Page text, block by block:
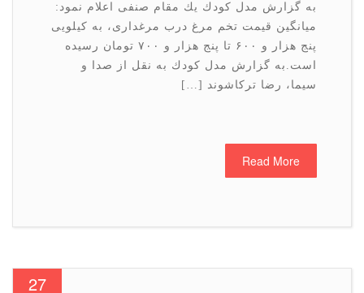
به گزارش مدل كودك یك مقام صنفی اعلام نمود:
میانگین قیمت تخم مرغ درب مرغداری، به كیلویی
پنج هزار و ۶۰۰ تا پنج هزار و ۷۰۰ تومان رسیده
است.به گزارش مدل كودك به نقل از صدا و
سیما، رضا تركاشوند […]
Read More